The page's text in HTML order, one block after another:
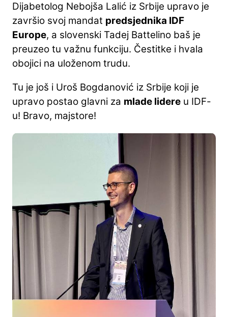
Dijabetolog Nebojša Lalić iz Srbije upravo je
završio svoj mandat predsjednika IDF
Europe, a slovenski Tadej Battelino baš je
preuzeo tu važnu funkciju. Čestitke i hvala
obojici na uloženom trudu.
Tu je još i Uroš Bogdanović iz Srbije koji je
upravo postao glavni za mlade lidere u IDF-
u! Bravo, majstore!